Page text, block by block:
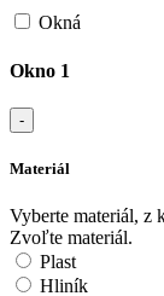
Okná
Okno 1
-
Materiál
Vyberte materiál, z
Zvoľte materiál.
Plast
Hliník